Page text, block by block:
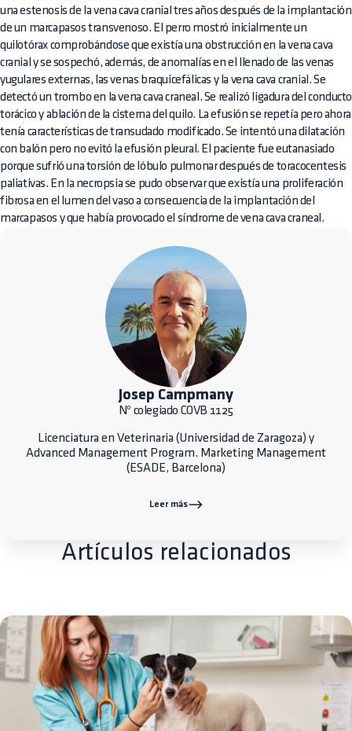
una estenosis de la vena cava cranial tres años después de la implantación
de un marcapasos transvenoso. El perro mostró inicialmente un
quilotórax comprobándose que existía una obstrucción en la vena cava
cranial y se sospechó, además, de anomalías en el llenado de las venas
yugulares externas, las venas braquicefálicas y la vena cava cranial. Se
detectó un trombo en la vena cava craneal. Se realizó ligadura del conducto
torácico y ablación de la cisterna del quilo. La efusión se repetía pero ahora
tenía características de transudado modificado. Se intentó una dilatación
con balón pero no evitó la efusión pleural. El paciente fue eutanasiado
porque sufrió una torsión de lóbulo pulmonar después de toracocentesis
paliativas. En la necropsia se pudo observar que existía una proliferación
fibrosa en el lumen del vaso a consecuencia de la implantación del
marcapasos y que había provocado el síndrome de vena cava craneal.
Josep Campmany
Nº colegiado COVB 1125
Licenciatura en Veterinaria (Universidad de Zaragoza) y
Advanced Management Program. Marketing Management
(ESADE, Barcelona)
Leer más
Artículos relacionados